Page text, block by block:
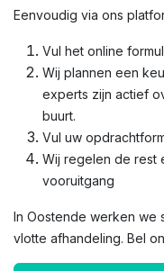
Eenvoudig via ons
Vul het online
Wij plannen een
experts zijn actief
buurt.
Vul uw
Wij regelen de rest
vooruitgang
In Oostende werken we
vlotte afhandeling. Bel